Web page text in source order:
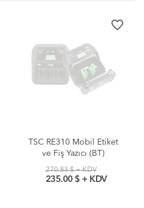
favorite_border
TSC RE310 Mobil Etiket
ve Fiş Yazıcı (BT)
270.83 $ + KDV
235.00 $ + KDV